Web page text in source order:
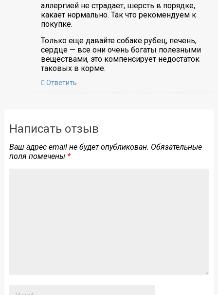
аллергией не страдает, шерсть в порядке,
какает нормально. Так что рекомендуем к
покупке.
Только еще давайте собаке рубец, печень,
сердце — все они очень богаты полезными
веществами, это компенсирует недостаток
таковых в корме.
Ответить
Написать отзыв
Ваш адрес email не будет опубликован. Обязательные
поля помечены *